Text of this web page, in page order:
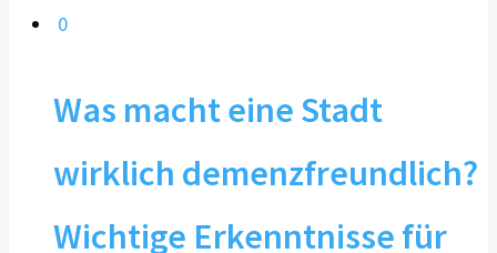
0
Was macht eine Stadt
wirklich demenzfreundlich?
Wichtige Erkenntnisse für